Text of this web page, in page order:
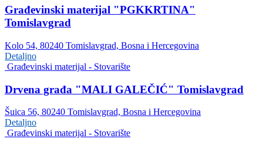
Građevinski materijal "PGKKRTINA"
Tomislavgrad
Kolo 54, 80240 Tomislavgrad, Bosna i Hercegovina
Detaljno
Građevinski materijal - Stovarište
Drvena građa "MALI GALEČIĆ" Tomislavgrad
Šuica 56, 80240 Tomislavgrad, Bosna i Hercegovina
Detaljno
Građevinski materijal - Stovarište